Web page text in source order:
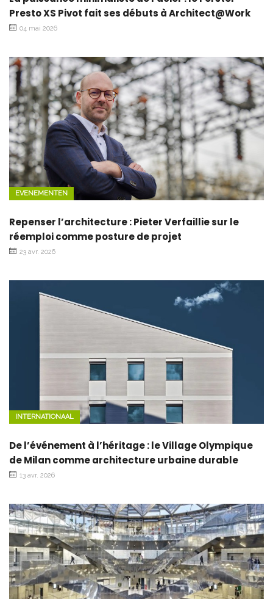
Presto XS Pivot fait ses débuts à Architect@Work
04 mai 2026
EVENEMENTEN
Repenser l’architecture : Pieter Verfaillie sur le
réemploi comme posture de projet
23 avr. 2026
INTERNATIONAAL
De l’événement à l’héritage : le Village Olympique
de Milan comme architecture urbaine durable
13 avr. 2026